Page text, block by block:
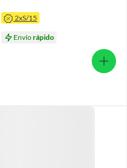
2xS/15
Envíorápido